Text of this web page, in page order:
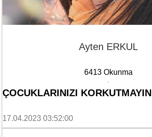
Ayten ERKUL
6413 Okunma
ÇOCUKLARINIZI KORKUTMAYIN
17.04.2023 03:52:00